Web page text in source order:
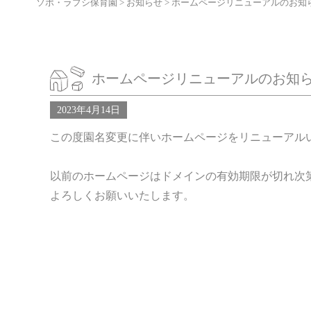
ソポ・ラプシ保育園 > お知らせ > ホームページリニューアルのお知
ホームページリニューアルのお知
2023年4月14日
この度園名変更に伴いホームページをリニューアル
以前のホームページはドメインの有効期限が切れ次
よろしくお願いいたします。